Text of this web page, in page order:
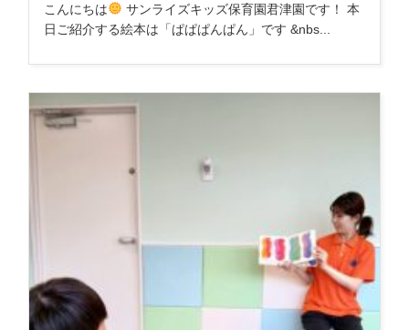
こんにちは
サンライズキッズ保育園君津園です！ 本
日ご紹介する絵本は「ぱぱぱんぱん」です &nbs...